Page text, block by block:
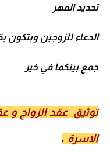
تحديد المهر
الدعاء للزوجين وبتكون
جمع بينكما في خير
توثيق عقد الزواج و
الاسرة .